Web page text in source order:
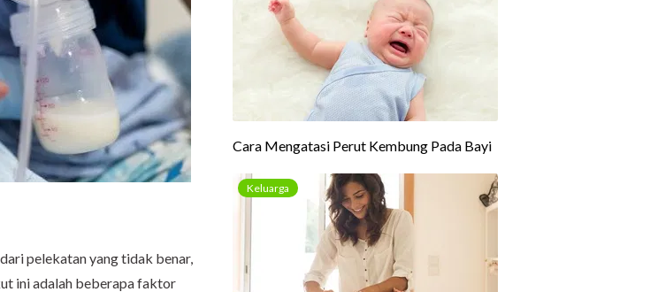
pelekatan yang tidak benar,
ini adalah beberapa faktor